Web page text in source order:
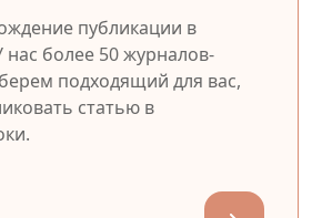
публикации в
более 50 журналов-
подходящий для вас,
статью в